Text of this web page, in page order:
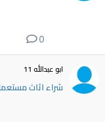
0
ابو عبدالله 11
شراء اثاث مستعمل حي